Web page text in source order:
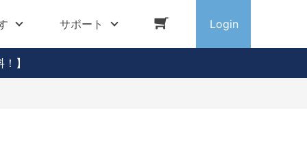
サポート Login
】